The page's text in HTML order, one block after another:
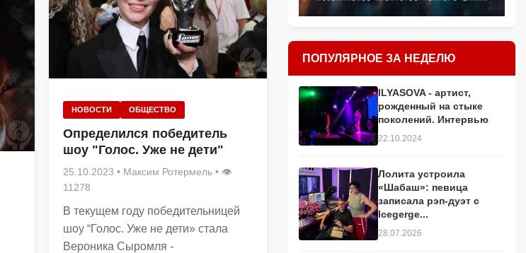
НОВОСТИ ОБЩЕСТВО
Определился победитель
шоу "Голос. Уже не дети"
25.10.2023 • Максим Ротермель • 👁
11278
В текущем году победительницей
шоу “Голос. Уже не дети» стала
Вероника Сыромля -
ПОПУЛЯРНОЕ ЗА НЕДЕЛЮ
ILYASOVA - артист,
рожденный на стыке
поколений. Интервью
22.10.2024
Лолита устроила
«Шабаш»: певица
записала рэп-дуэт с
Icegerge...
28.07.2026